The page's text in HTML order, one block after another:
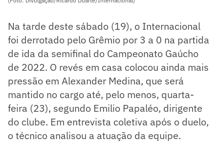
Na tarde deste sábado (19), o Internacional
foi derrotado pelo Grêmio por 3 a 0 na partida
de ida da semifinal do Campeonato Gaúcho
de 2022. O revés em casa colocou ainda mais
pressão em Alexander Medina, que será
mantido no cargo até, pelo menos, quarta-
feira (23), segundo Emilio Papaléo, dirigente
do clube. Em entrevista coletiva após o duelo,
o técnico analisou a atuação da equipe.